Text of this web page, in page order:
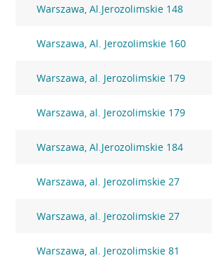
Warszawa, Al.Jerozolimskie 148
Warszawa, Al. Jerozolimskie 160
Warszawa, al. Jerozolimskie 179
Warszawa, al. Jerozolimskie 179
Warszawa, Al.Jerozolimskie 184
Warszawa, al. Jerozolimskie 27
Warszawa, al. Jerozolimskie 27
Warszawa, al. Jerozolimskie 81